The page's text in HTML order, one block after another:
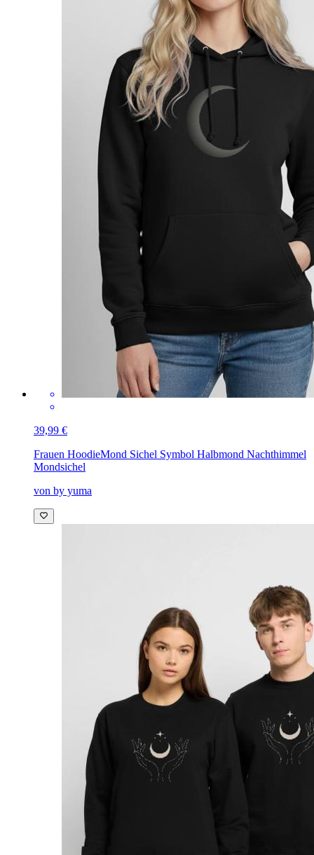
39,99 €
Frauen HoodieMond Sichel Symbol Halbmond Nachthimmel
Mondsichel
von by yuma